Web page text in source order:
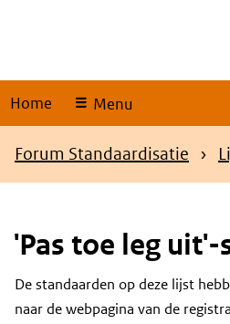
Home Menu
Kruimelpad
Forum Standaardisatie
'Pas toe leg
Content
De standaarden op deze lijst
naar de webpagina van de